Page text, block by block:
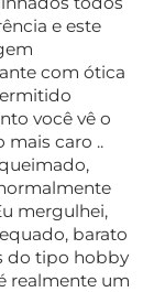
e este
com ótica
você vê o
mais caro ..
mergulhei,
barato
do tipo hobby
realmente um